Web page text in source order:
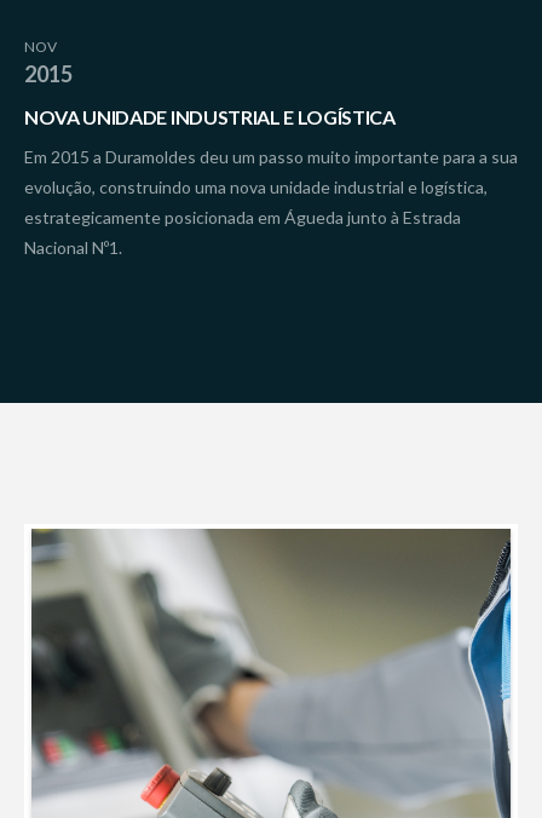
NOV
2015
NOVA UNIDADE INDUSTRIAL E LOGÍSTICA
Em 2015 a Duramoldes deu um passo muito importante para a sua
evolução, construindo uma nova unidade industrial e logística,
estrategicamente posicionada em Águeda junto à Estrada
Nacional Nº1.